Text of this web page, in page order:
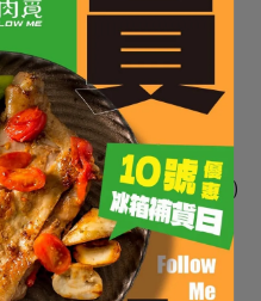
軟骨通通任搭 (90 天內慢慢取)
慢慢取)
60 元